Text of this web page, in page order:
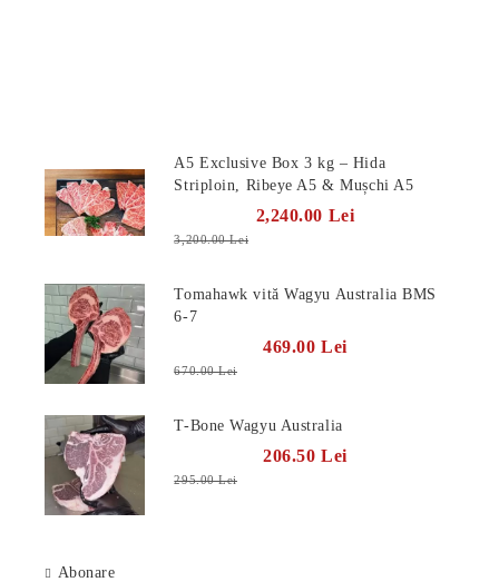
A5 Exclusive Box 3 kg – Hida
Striploin, Ribeye A5 & Mușchi A5
2,240.00 Lei
3,200.00 Lei
Tomahawk vită Wagyu Australia BMS
6-7
469.00 Lei
670.00 Lei
T-Bone Wagyu Australia
206.50 Lei
295.00 Lei
Abonare